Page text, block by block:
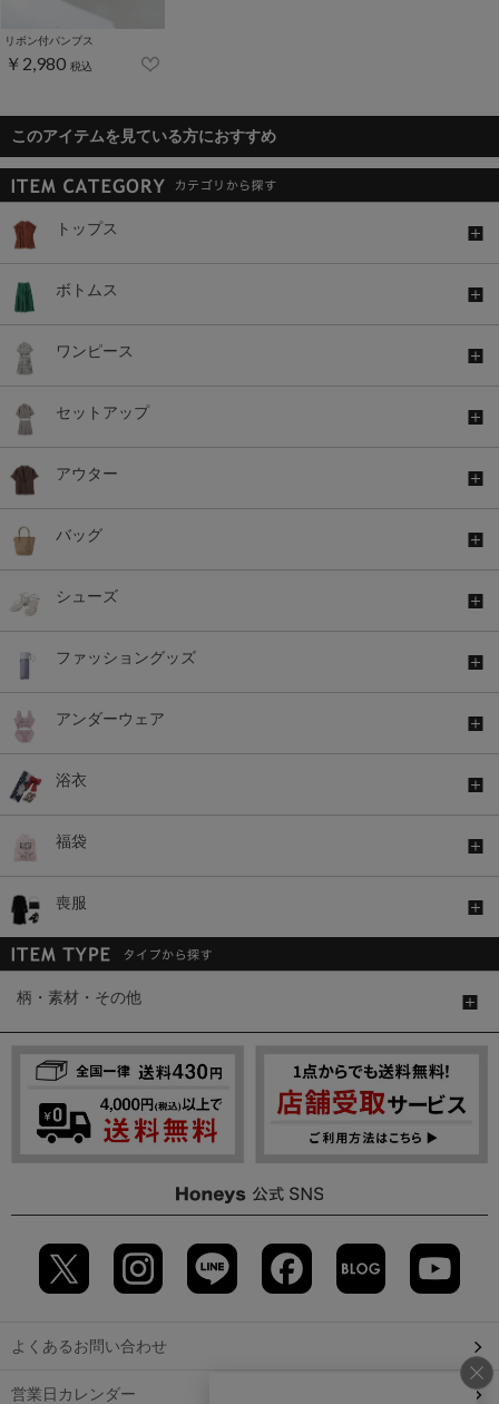
リボン付パンプス
￥2,980 税込
このアイテムを見ている方におすすめ
トップス
ボトムス
ワンピース
セットアップ
アウター
バッグ
シューズ
ファッショングッズ
アンダーウェア
浴衣
福袋
喪服
柄・素材・その他
よくあるお問い合わせ
営業日カレンダー